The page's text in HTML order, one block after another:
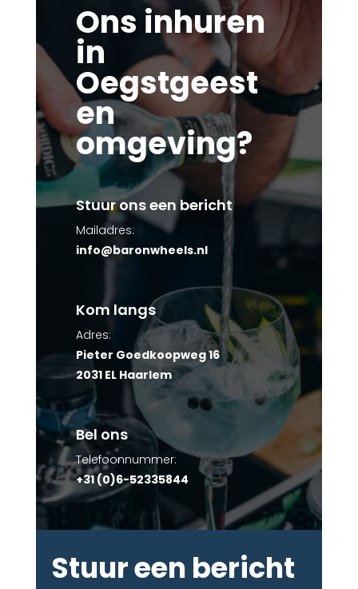
Ons inhuren
in
Oegstgeest
en
omgeving?
Stuur ons een bericht
Mailadres:
info@baronwheels.nl
Kom langs
Adres:
Pieter Goedkoopweg 16
2031 EL Haarlem
Bel ons
Telefoonnummer:
+31 (0)6-52335844
Stuur een bericht